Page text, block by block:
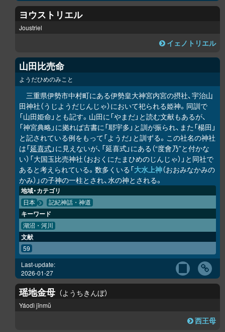
ヨウストリエル
Joustriel
イェノトリエル
山田比売命
ようだひめのみこと
三重県伊勢市中村町にある伊勢皇大神宮内宮の摂社、宇治山
田神社（うじようだじんじゃ）において祀られる姫神。同訓で
「山田姫命」とも記す。山田に「やまだ」と読む文献もあるが、
「神宮典略」に拠れば古書に「耶宇多」と訓が振られ、また「楊田」
と記されている例をもって「ようだ」と訓ずる。この社名の神社
は「延喜式」に見えないが、「延喜式」にある（“度會乃”と付かな
い）「大国玉比売神社（おおくにたまひめのじんじゃ）」と同社で
あると考えられている。数多くいる「大水上神（おおみなかみの
かみ）」の子神の一柱とされ、水の神とされる。
地域・カテゴリ
日本 記紀神話・神道
キーワード
湖沼・河川
文献
59
Last-update:
2026-01-27
瑶地金母 ようちきんぼ
Yáodì jīnmŭ
西王母